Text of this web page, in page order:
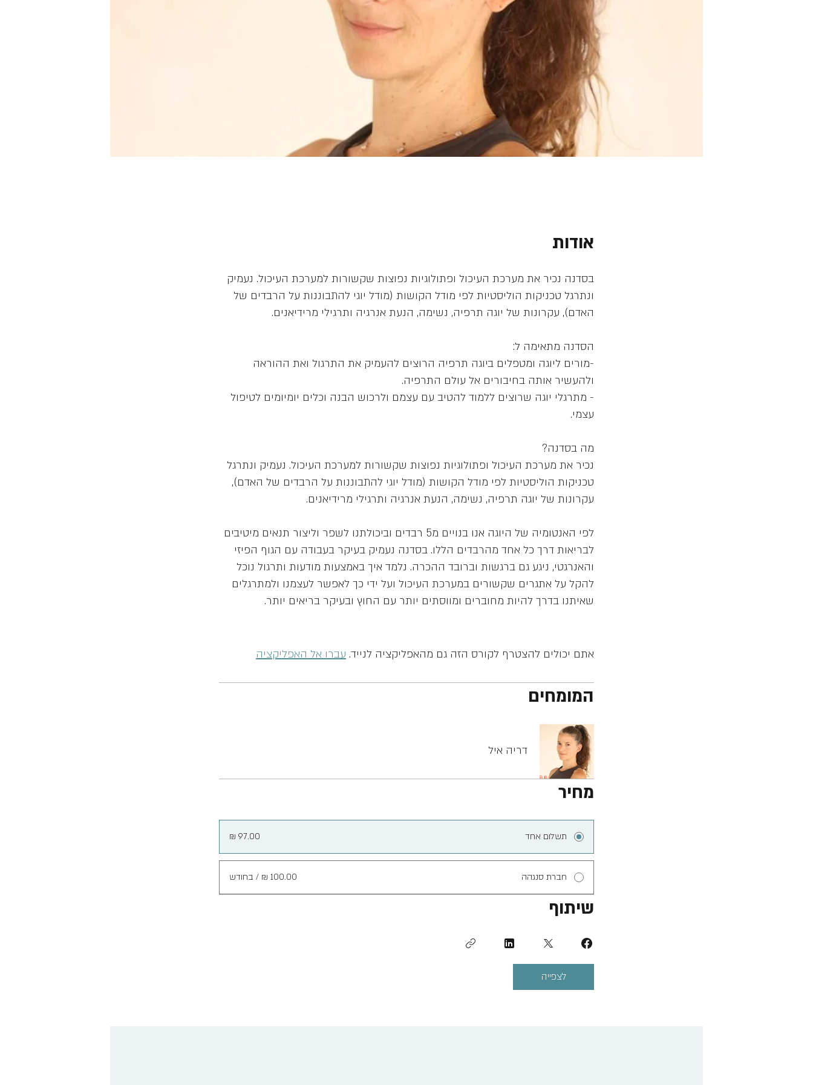
אודות
בסדנה נכיר את מערכת העיכול ופתולוגיות נפוצות שקשורות למערכת העיכול. נעמיק
ונתרגל טכניקות הוליסטיות לפי מודל הקושות (מודל יוגי להתבוננות על הרבדים של
-מורים ליוגה ומטפלים ביוגה תרפיה הרוצים להעמיק את התרגול ואת ההוראה
- מתרגלי יוגה שרוצים ללמוד להטיב עם עצמם ולרכוש הבנה וכלים יומיומים לטיפול
נכיר את מערכת העיכול ופתולוגיות נפוצות שקשורות למערכת העיכול. נעמיק ונתרגל
טכניקות הוליסטיות לפי מודל הקושות (מודל יוגי להתבוננות על הרבדים של האדם),
לפי האנטומיה של היוגה אנו בנויים מ5 רבדים וביכולתנו לשפר וליצור תנאים מיטיבים
לבריאות דרך כל אחד מהרבדים הללו. בסדנה נעמיק בעיקר בעבודה עם הגוף הפיזי
והאנרגטי, ניגע גם ברגשות וברובד ההכרה. נלמד איך באמצעות מודעות ותרגול נוכל
להקל על אתגרים שקשורים במערכת העיכול ועל ידי כך לאפשר לעצמנו ולמתרגלים
אתם יכולים להצטרף לקורס הזה גם מהאפליקציה לנייד. עברו אל האפליקציה
המומחים
דריה איל
מחיר
תשלום אחד
חברת סנגהה
שיתוף
לצפייה